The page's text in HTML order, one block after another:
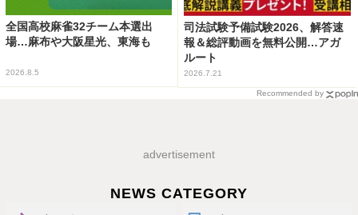
全国高校麻雀32チーム本選出
場…麻布や大阪星光、東海も
2026.8.5
司法試験予備試験2026、解答速
報＆総評動画を無料公開…アガ
ルート
2026.7.21
Recommended by
advertisement
NEWS CATEGORY